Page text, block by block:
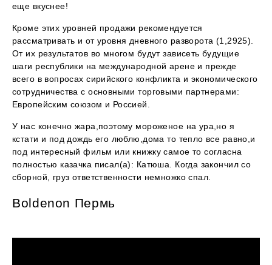
еще вкуснее!
Кроме этих уровней продажи рекомендуется
рассматривать и от уровня дневного разворота (1,2925).
От их результатов во многом будут зависеть будущие
шаги республики на международной арене и прежде
всего в вопросах сирийского конфликта и экономического
сотрудничества с основными торговыми партнерами:
Европейским союзом и Россией.
У нас конечно жара,поэтому мороженое на ура,но я
кстати и под дождь его люблю,дома то тепло все равно,и
под интересный фильм или книжку самое то согласна
полностью казачка писал(а): Катюша. Когда закончил со
сборной, груз ответственности немножко спал.
Boldenon Пермь